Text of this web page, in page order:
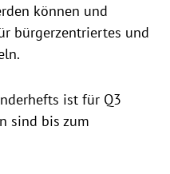
können und
bürgerzentriertes und
ist für Q3
sind bis zum